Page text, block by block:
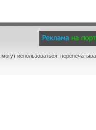
использоваться,